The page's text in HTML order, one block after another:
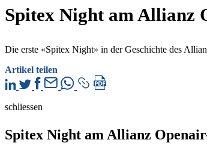
Spitex Night am Allianz
Die erste «Spitex Night» in der Geschichte des
Artikel teilen
schliessen
Spitex Night am Allianz